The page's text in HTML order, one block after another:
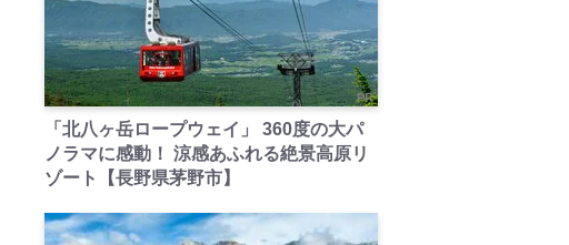
PR
「北八ヶ岳ロープウェイ」 360度の大パ
ノラマに感動！ 涼感あふれる絶景高原リ
ゾート【長野県茅野市】